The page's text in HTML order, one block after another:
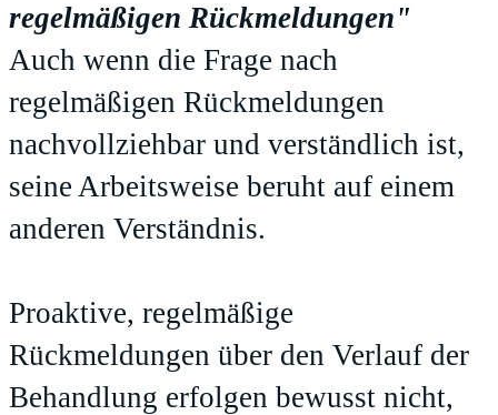
regelmäßigen Rückmeldungen"
Auch wenn die Frage nach
regelmäßigen Rückmeldungen
nachvollziehbar und verständlich ist,
seine Arbeitsweise beruht auf einem
anderen Verständnis.
Proaktive, regelmäßige
Rückmeldungen über den Verlauf der
Behandlung erfolgen bewusst nicht,